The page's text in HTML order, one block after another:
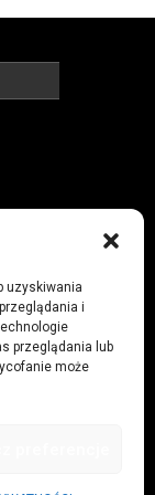
uzyskiwania
i
przeglądania lub
może